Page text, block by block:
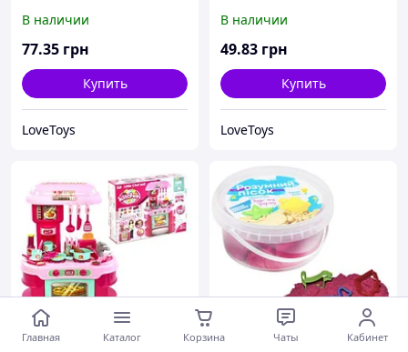
В наличии
77.35 грн
Купить
LoveToys
В наличии
49.83 грн
Купить
LoveToys
Главная Каталог Корзина Чаты Кабинет